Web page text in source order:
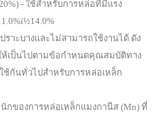
- ใช้สำหรับการหล่อที่มีแรง
าะบางและไม่สามารถใช้งานได้ ดัง
ห้เป็นไปตามข้อกำหนดคุณสมบัติทาง
กันทั่วไปสำหรับการหล่อเหล็ก
กของการหล่อเหล็กแมงกานีส (Mn) ที่